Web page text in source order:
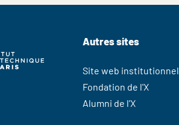
Autres sites
Site web institutionnel
Fondation de l'X
Alumni de l'X